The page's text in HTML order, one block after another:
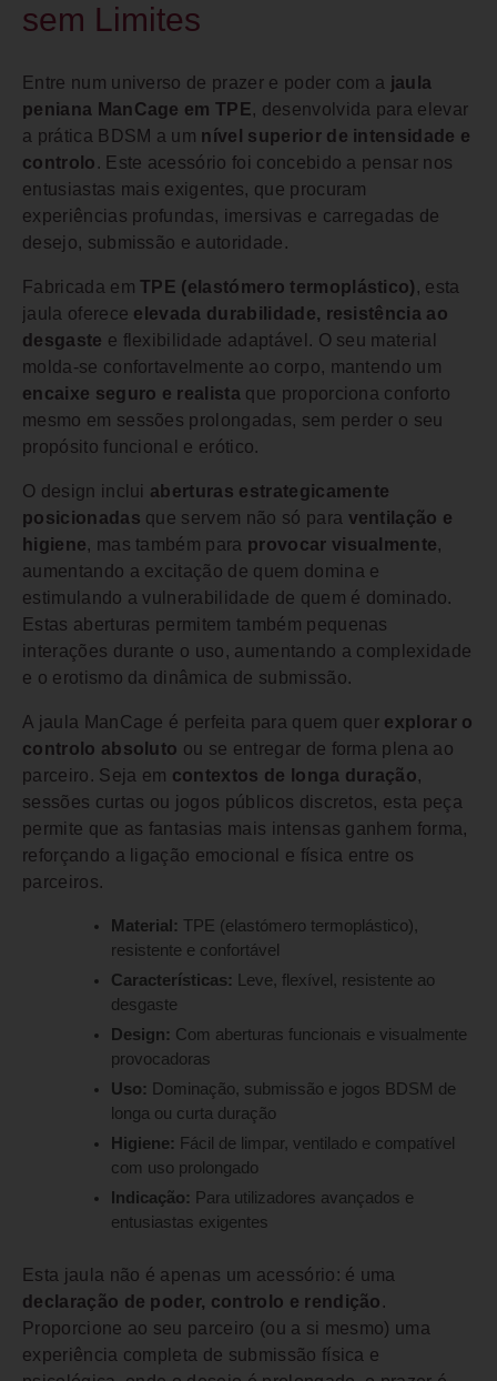
sem Limites
Entre num universo de prazer e poder com a jaula
peniana ManCage em TPE, desenvolvida para elevar
a prática BDSM a um nível superior de intensidade e
controlo . Este acessório foi concebido a pensar nos
entusiastas mais exigentes, que procuram
experiências profundas, imersivas e carregadas de
desejo, submissão e autoridade.
Fabricada emTPE (elastómero termoplástico) , esta
jaula oferece elevada durabilidade, resistência ao
desgaste e flexibilidade adaptável. O seu material
molda-se confortavelmente ao corpo, mantendo um
encaixe seguro e realista que proporciona conforto
mesmo em sessões prolongadas, sem perder o seu
propósito funcional e erótico.
O design inclui aberturas estrategicamente
posicionadas que servem não só para ventilação e
higiene, mas também para provocar visualmente,
aumentando a excitação de quem domina e
estimulando a vulnerabilidade de quem é dominado.
Estas aberturas permitem também pequenas
interações durante o uso, aumentando a complexidade
e o erotismo da dinâmica de submissão.
A jaula ManCage é perfeita para quem quer explorar o
controlo absoluto ou se entregar de forma plena ao
parceiro. Seja em contextos de longa duração,
sessões curtas ou jogos públicos discretos, esta peça
permite que as fantasias mais intensas ganhem forma,
reforçando a ligação emocional e física entre os
parceiros.
Material: TPE (elastómero termoplástico),
resistente e confortável
Características:
Leve, flexível, resistente ao
desgaste
Design: Com aberturas funcionais e visualmente
provocadoras
Uso: Dominação, submissão e jogos BDSM de
longa ou curta duração
Higiene: Fácil de limpar, ventilado e compatível
com uso prolongado
Indicação: Para utilizadores avançados e
entusiastas exigentes
Esta jaula não é apenas um acessório: é uma
declaração de poder, controlo e rendição .
Proporcione ao seu parceiro (ou a si mesmo) uma
experiência completa de submissão física e